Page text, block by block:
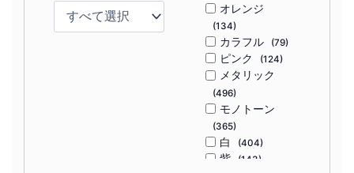
オレンジ
(134)
カラフル (79)
ピンク (124)
メタリック
(496)
モノトーン
(365)
白 (404)
紫 (143)